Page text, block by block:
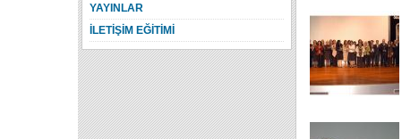
YAYINLAR
İLETİŞİM EĞİTİMİ